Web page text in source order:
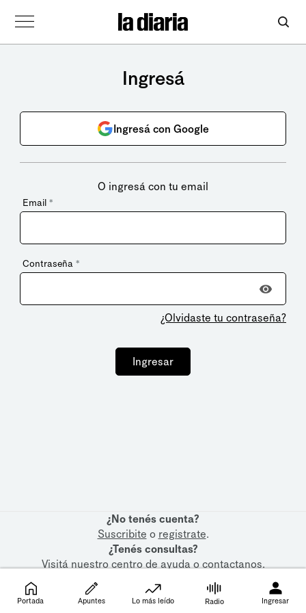
Ingresá
Ingresá con Google
O ingresá con tu email
Email *
Contraseña *
¿Olvidaste tu contraseña?
Ingresar
¿No tenés cuenta?
Suscribite o registrate.
¿Tenés consultas?
Visitá nuestrocentro de ayudaocontactanos.
Portada Apuntes Lo más leído Radio Ingresar